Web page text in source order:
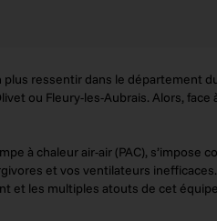
ressentir dans le département
ou Fleury-les-Aubrais. Alors,
à chaleur air-air (PAC),
et vos ventilateurs
et les multiples atouts de cet